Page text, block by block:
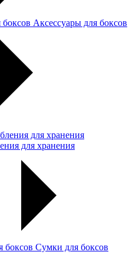
Аксессуары для боксов
для хранения
Сумки для боксов